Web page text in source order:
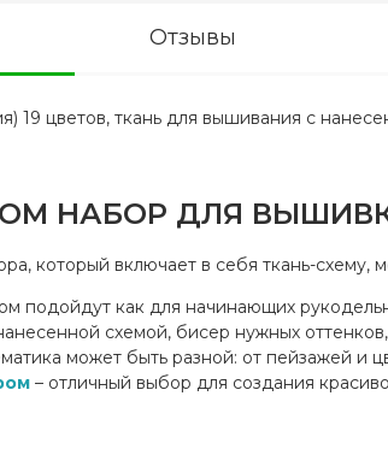
Отзывы
19 цветов, ткань для вышивания с
НАБОР ДЛЯ
который включает в себя ткань-схему,
подойдут как для начинающих
схемой, бисер нужных
может быть разной: от пейзажей и
– отличный выбор для создания